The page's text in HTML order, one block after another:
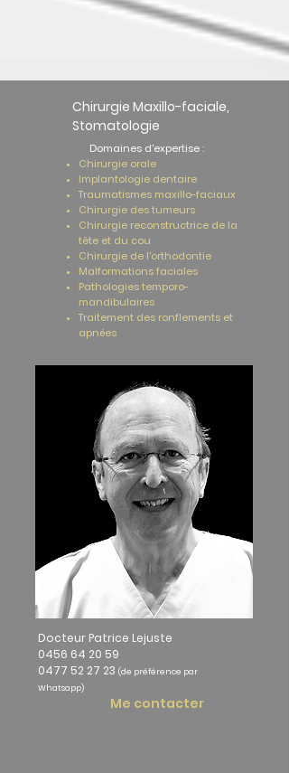
Chirurgie Maxillo-faciale,
Stomatologie
Domaines d'expertise :
Chirurgie orale
Implantologie dentaire
Traumatismes maxillo-faciaux
Chirurgie des tumeurs
Chirurgie reconstructrice de la
tête et du cou
Chirurgie de l'orthodontie
Malformations faciales
Pathologies temporo-
mandibulaires
Traitement des ronflements et
apnées
Docteur Patrice Lejuste
0456 64 20 59
0477 52 27 23 (de préférence par
Whatsapp)
Me contacter